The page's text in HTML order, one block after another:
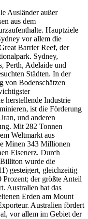
Ausländer außer
aus dem
Hauptziele
vor allem die
Barrier Reef, der
Sydney,
Perth, Adelaide und
Städten. In der
von Bodenschätzen
herstellende Industrie
ist die Förderung
und anderen
Mit 282 Tonnen
Weltmarkt aus
Minen 343 Millionen
Eisenerz. Durch
wurde die
gesteigert, gleichzeitig
Prozent; der größte Anteil
Australien hat das
Erden am Mount
Australien fördert
vor allem im Gebiet der